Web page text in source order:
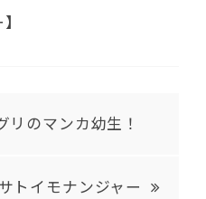
リのマンカ幼生！
トイモナンジャー